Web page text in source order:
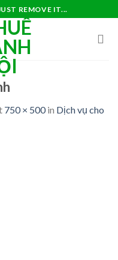
REMOVE IT...
750 × 500in Dịch vụ cho